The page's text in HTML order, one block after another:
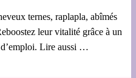
ternes, raplapla, abîmés
leur vitalité grâce à un
Lire aussi …